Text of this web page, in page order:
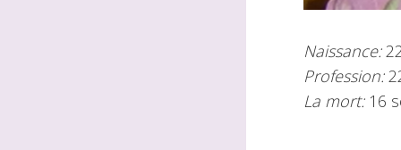
Naissance:
Profession:
La mort: 16